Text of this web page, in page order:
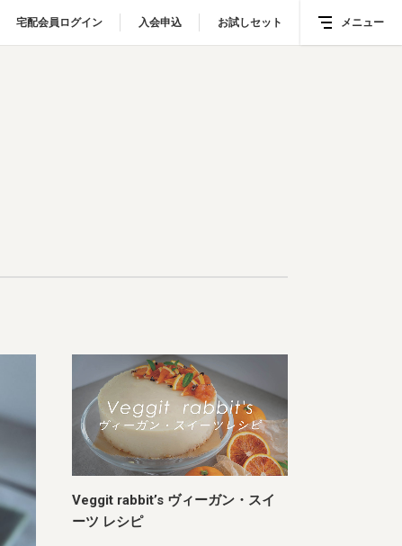
宅配会員ログイン 入会申込 お試しセット メニュー
宅配会員ログイン 入会申込 お試しセット メニュー
Veggit rabbit’s ヴィーガン・スイ
ーツ レシピ